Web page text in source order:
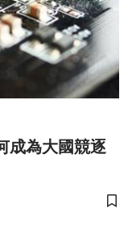
成為大國競逐
儲